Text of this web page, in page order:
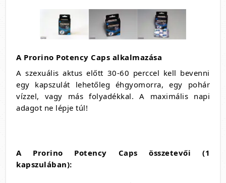
A Prorino Potency Caps alkalmazása
A szexuális aktus előtt 30-60 perccel kell bevenni
egy kapszulát lehetőleg éhgyomorra, egy pohár
vízzel, vagy más folyadékkal. A maximális napi
adagot ne lépje túl!
A Prorino Potency Caps összetevői (1
kapszulában):